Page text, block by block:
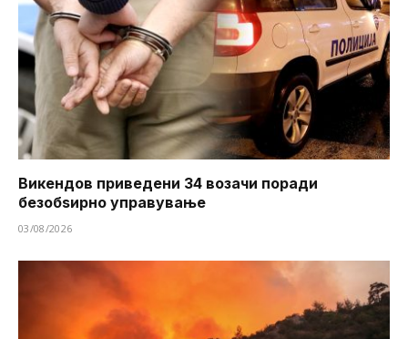
Викендов приведени 34 возачи поради
безобѕирно управување
03/08/2026